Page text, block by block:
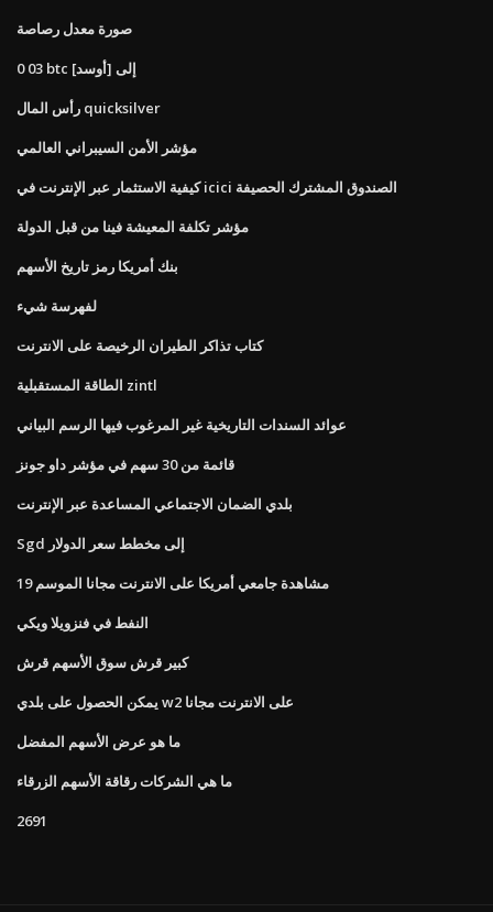
صورة معدل رصاصة
0 03 btc إلى [أوسد]
رأس المال quicksilver
مؤشر الأمن السيبراني العالمي
كيفية الاستثمار عبر الإنترنت في icici الصندوق المشترك الحصيفة
مؤشر تكلفة المعيشة فينا من قبل الدولة
بنك أمريكا رمز تاريخ الأسهم
لفهرسة شيء
كتاب تذاكر الطيران الرخيصة على الانترنت
الطاقة المستقبلية zintl
عوائد السندات التاريخية غير المرغوب فيها الرسم البياني
قائمة من 30 سهم في مؤشر داو جونز
بلدي الضمان الاجتماعي المساعدة عبر الإنترنت
Sgd إلى مخطط سعر الدولار
مشاهدة جامعي أمريكا على الانترنت مجانا الموسم 19
النفط في فنزويلا ويكي
كبير قرش سوق الأسهم قرش
يمكن الحصول على بلدي w2 على الانترنت مجانا
ما هو عرض الأسهم المفضل
ما هي الشركات رقاقة الأسهم الزرقاء
2691